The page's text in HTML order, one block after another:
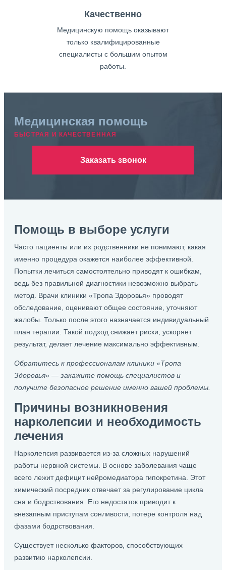
Качественно
Медицинскую помощь оказывают
только квалифицированные
специалисты с большим опытом
работы.
Медицинская помощь
БЫСТРАЯ И КАЧЕСТВЕННАЯ
Заказать звонок
Помощь в выборе услуги
Часто пациенты или их родственники не понимают, какая
именно процедура окажется наиболее эффективной.
Попытки лечиться самостоятельно приводят к ошибкам,
ведь без правильной диагностики невозможно выбрать
метод. Врачи клиники «Тропа Здоровья» проводят
обследование, оценивают общее состояние, уточняют
жалобы. Только после этого назначается индивидуальный
план терапии. Такой подход снижает риски, ускоряет
результат, делает лечение максимально эффективным.
Обратитесь к профессионалам клиники «Тропа
Здоровья» — закажите помощь специалистов и
получите безопасное решение именно вашей проблемы.
Причины возникновения
нарколепсии и необходимость
лечения
Нарколепсия развивается из-за сложных нарушений
работы нервной системы. В основе заболевания чаще
всего лежит дефицит нейромедиатора гипокретина. Этот
химический посредник отвечает за регулирование цикла
сна и бодрствования. Его недостаток приводит к
внезапным приступам сонливости, потере контроля над
фазами бодрствования.
Существует несколько факторов, способствующих
развитию нарколепсии.